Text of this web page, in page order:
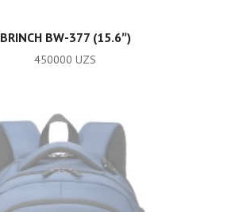
ADD TO CART
BRINCH BW-377 (15.6″)
450000 UZS